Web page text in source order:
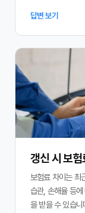
답변 보기
갱신 시 보
보험료 차이는 최
습관, 손해율 등
을 받을 수 있습니